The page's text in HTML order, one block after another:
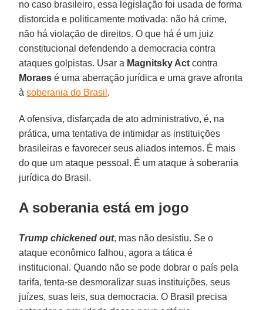
no caso brasileiro, essa legislação foi usada de forma
distorcida e politicamente motivada: não há crime,
não há violação de direitos. O que há é um juiz
constitucional defendendo a democracia contra
ataques golpistas. Usar a Magnitsky Act contra
Moraes é uma aberração jurídica e uma grave afronta
àsoberania do Brasil .
A ofensiva, disfarçada de ato administrativo, é, na
prática, uma tentativa de intimidar as instituições
brasileiras e favorecer seus aliados internos. É mais
do que um ataque pessoal. É um ataque à soberania
jurídica do Brasil.
A soberania está em jogo
Trump chickened out, mas não desistiu. Se o
ataque econômico falhou, agora a tática é
institucional. Quando não se pode dobrar o país pela
tarifa, tenta-se desmoralizar suas instituições, seus
juízes, suas leis, sua democracia. O Brasil precisa